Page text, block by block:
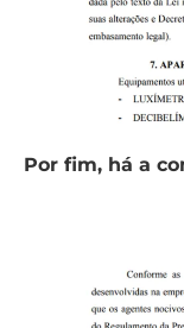
Por fim, há a